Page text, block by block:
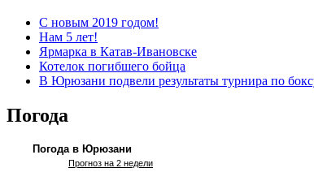
С новым 2019 годом!
Нам 5 лет!
Ярмарка в Катав-Ивановске
Котелок погибшего бойца
В Юрюзани подвели результаты турнира по
Погода
Погода в Юрюзани
Прогноз на 2 недели